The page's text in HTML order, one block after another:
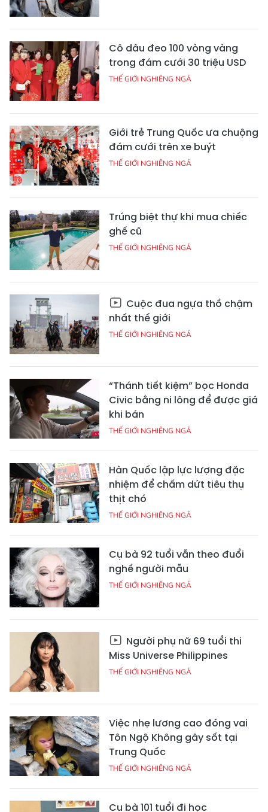
Cô dâu đeo 100 vòng vàng
trong đám cưới 30 triệu USD
THẾ GIỚI NGHIÊNG NGẢ
Giới trẻ Trung Quốc ưa chuộng
đám cưới trên xe buýt
THẾ GIỚI NGHIÊNG NGẢ
Trúng biệt thự khi mua chiếc
ghế cũ
THẾ GIỚI NGHIÊNG NGẢ
Cuộc đua ngựa thồ chậm
nhất thế giới
THẾ GIỚI NGHIÊNG NGẢ
“Thánh tiết kiệm” bọc Honda
Civic bằng ni lông để được giá
khi bán
THẾ GIỚI NGHIÊNG NGẢ
Hàn Quốc lập lực lượng đặc
nhiệm để chấm dứt tiêu thụ
thịt chó
THẾ GIỚI NGHIÊNG NGẢ
Cụ bà 92 tuổi vẫn theo đuổi
nghề người mẫu
THẾ GIỚI NGHIÊNG NGẢ
Người phụ nữ 69 tuổi thi
Miss Universe Philippines
THẾ GIỚI NGHIÊNG NGẢ
Việc nhẹ lương cao đóng vai
Tôn Ngộ Không gây sốt tại
Trung Quốc
THẾ GIỚI NGHIÊNG NGẢ
Cụ bà 101 tuổi đi học